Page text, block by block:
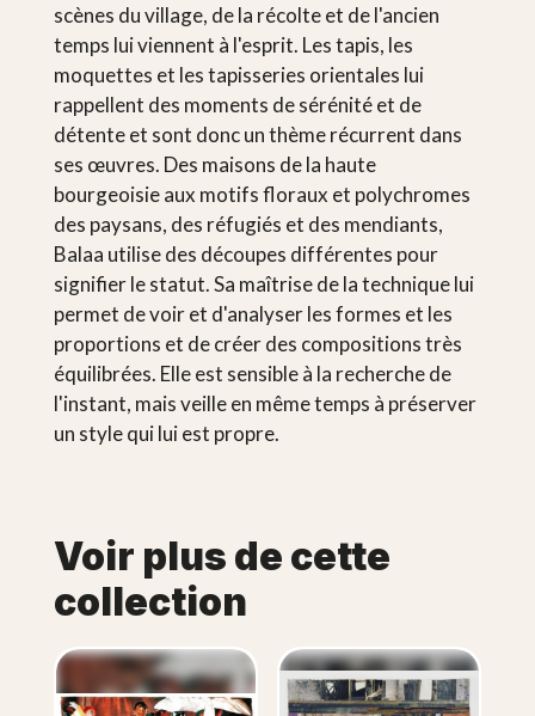
scènes du village, de la récolte et de l'ancien
temps lui viennent à l'esprit. Les tapis, les
moquettes et les tapisseries orientales lui
rappellent des moments de sérénité et de
détente et sont donc un thème récurrent dans
ses œuvres. Des maisons de la haute
bourgeoisie aux motifs floraux et polychromes
des paysans, des réfugiés et des mendiants,
Balaa utilise des découpes différentes pour
signifier le statut. Sa maîtrise de la technique lui
permet de voir et d'analyser les formes et les
proportions et de créer des compositions très
équilibrées. Elle est sensible à la recherche de
l'instant, mais veille en même temps à préserver
un style qui lui est propre.
Voir plus de cette
collection